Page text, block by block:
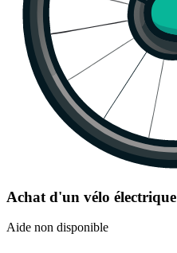
Achat d'un vélo électrique
Aide non disponible